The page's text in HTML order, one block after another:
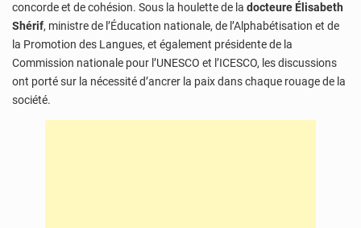
concorde et de cohésion. Sous la houlette de la docteure Élisabeth
Shérif, ministre de l’Éducation nationale, de l’Alphabétisation et de
la Promotion des Langues, et également présidente de la
Commission nationale pour l’UNESCO et l’ICESCO, les discussions
ont porté sur la nécessité d’ancrer la paix dans chaque rouage de la
société.